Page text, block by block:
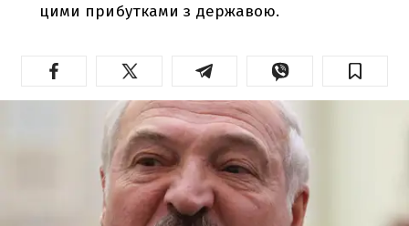
цими прибутками з державою.